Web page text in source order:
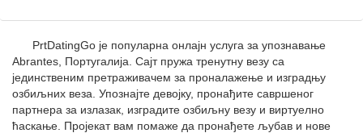
PrtDatingGo је популарна онлајн услуга за упознавање
Abrantes, Португалија. Сајт пружа тренутну везу са
јединственим претраживачем за проналажење и изградњу
озбиљних веза. Упознајте девојку, пронађите савршеног
партнера за излазак, изградите озбиљну везу и виртуелно
ћаскање. Пројекат вам помаже да пронађете љубав и нове